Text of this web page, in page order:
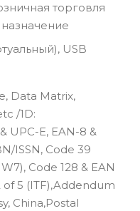
торговля
USB
Data Matrix,
/1D:
UPC-E, EAN-8 &
ISSN, Code 39
Code 128 & EAN
of 5 (ITF),Addendum
China,Postal